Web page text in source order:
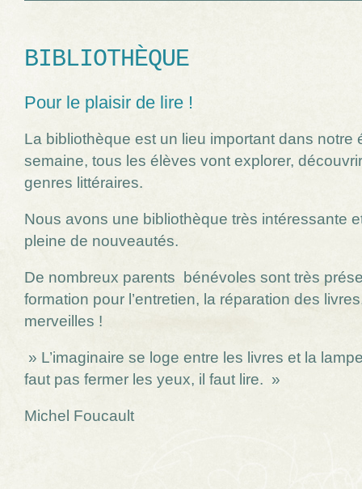
BIBLIOTHÈQUE
Pour le plaisir de lire !
La bibliothèque est un lieu important dans notre
semaine, tous les élèves vont explorer,
genres littéraires.
Nous avons une bibliothèque très intéressante
pleine de nouveautés.
De nombreux parents bénévoles sont très
formation pour l’entretien, la réparation des
merveilles !
» L’imaginaire se loge entre les livres et la
faut pas fermer les yeux, il faut lire. »
Michel Foucault